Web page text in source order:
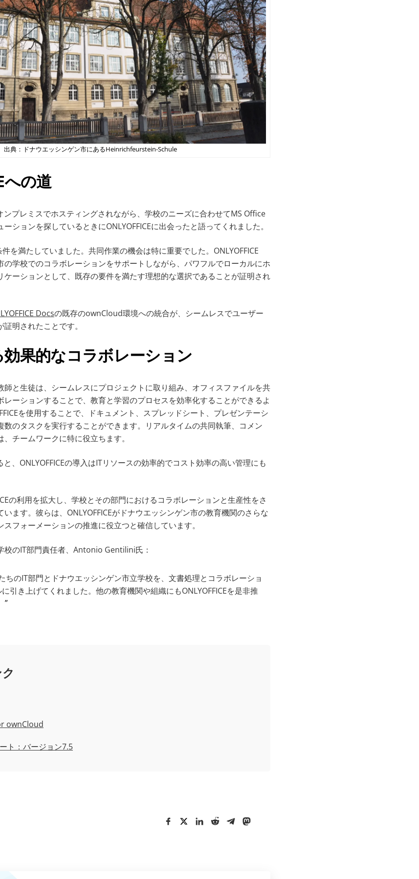
出典：ドナウエッシンゲン市にあるHeinrichfeurstein-Schule
への道
プレミスでホスティングされながら、学校のニーズに合わせてMS Office
ションを探しているときにONLYOFFICEに出会ったと語ってくれました。
件を満たしていました。共同作業の機会は特に重要でした。ONLYOFFICE
の学校でのコラボレーションをサポートしながら、パワフルでローカルにホ
ケーションとして、既存の要件を満たす理想的な選択であることが証明され
Docsの既存のownCloud環境への統合が、シームレスでユーザー
明されたことです。
果的なコラボレーション
師と生徒は、シームレスにプロジェクトに取り組み、オフィスファイルを共
レーションすることで、教育と学習のプロセスを効率化することができるよ
を使用することで、ドキュメント、スプレッドシート、プレゼンテーシ
数のタスクを実行することができます。リアルタイムの共同執筆、コメン
チームワークに特に役立ちます。
、ONLYOFFICEの導入はITリソースの効率的でコスト効率の高い管理にも
の利用を拡大し、学校とその部門におけるコラボレーションと生産性をさ
ます。彼らは、ONLYOFFICEがドナウエッシンゲン市の教育機関のさらな
フォーメーションの推進に役立つと確信しています。
校のIT部門責任者、Antonio Gentilini氏：
ちのIT部門とドナウエッシンゲン市立学校を、文書処理とコラボレーショ
引き上げてくれました。他の教育機関や組織にもONLYOFFICEを是非推
ownCloud
ト：バージョン7.5